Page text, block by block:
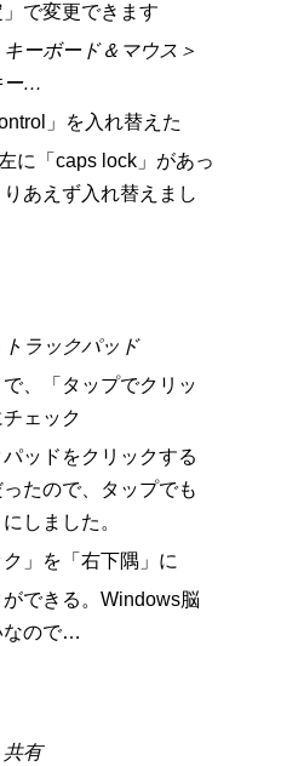
」で変更できます
ーボード＆マウス＞
ー…
」を入れ替えた
に「caps lock」があっ
あえず入れ替えまし
ラックパッド
で、「タップでクリッ
ェック
ッドをクリックする
たので、タップでも
しました。
ク」を「右下隅」に
できる。Windows脳
なので…
共有